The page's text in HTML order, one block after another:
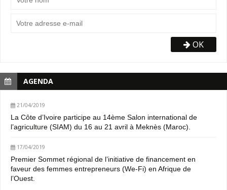
OK
AGENDA
21/04/2019
La Côte d’Ivoire participe au 14ème Salon international de
l’agriculture (SIAM) du 16 au 21 avril à Meknès (Maroc).
17/04/2019
Premier Sommet régional de l’initiative de financement en
faveur des femmes entrepreneurs (We-Fi) en Afrique de
l’Ouest.